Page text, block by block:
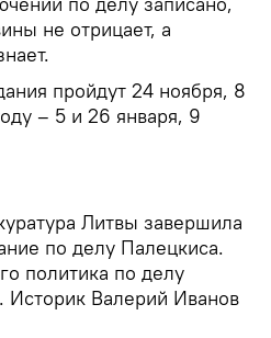
не отрицает, а
пройдут 24 ноября, 8
– 5 и 26 января, 9
Литвы завершила
по делу Палецкиса.
политика по делу
Историк Валерий Иванов